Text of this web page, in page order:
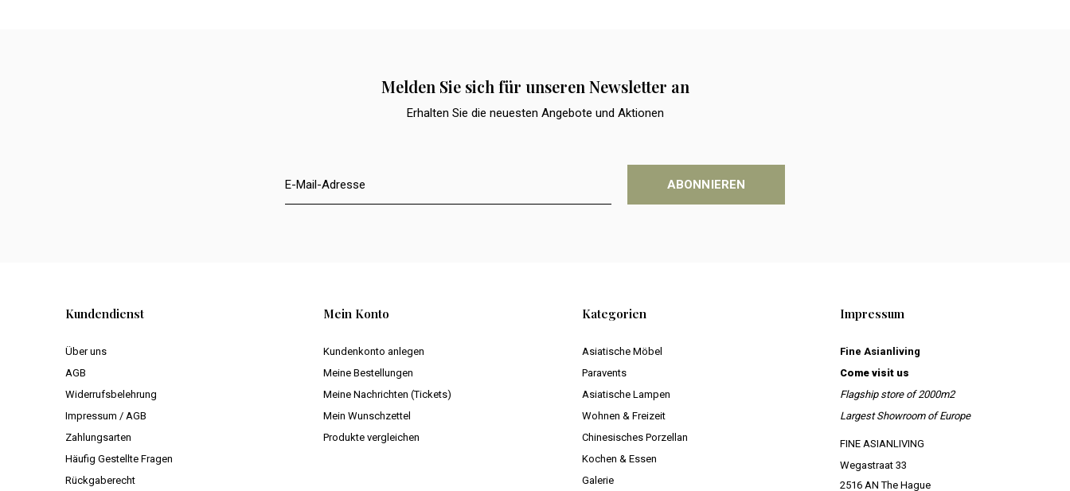
Melden Sie sich für unseren Newsletter an
Erhalten Sie die neuesten Angebote und Aktionen
ABONNIEREN
Kundendienst
Über uns
AGB
Widerrufsbelehrung
Impressum / AGB
Zahlungsarten
Häufig Gestellte Fragen
Rückgaberecht
Mein Konto
Kundenkonto anlegen
Meine Bestellungen
Meine Nachrichten (Tickets)
Mein Wunschzettel
Produkte vergleichen
Kategorien
Asiatische Möbel
Paravents
Asiatische Lampen
Wohnen & Freizeit
Chinesisches Porzellan
Kochen & Essen
Galerie
Impressum
Fine Asianliving
Come visit us
Flagship store of 2000m2
Largest Showroom of Europe
FINE ASIANLIVING
Wegastraat 33
2516 AN The Hague